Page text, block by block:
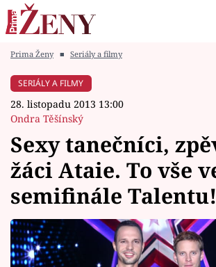
Módní alarm
Témata
Celebrity
Vztahy
Prima Ženy ■ Seriály a filmy
SERIÁLY A FILMY
28. listopadu 2013 13:00
Ondra Těšínský
Sexy tanečníci,
žáci Ataie. To vše
semifinále Talentu!